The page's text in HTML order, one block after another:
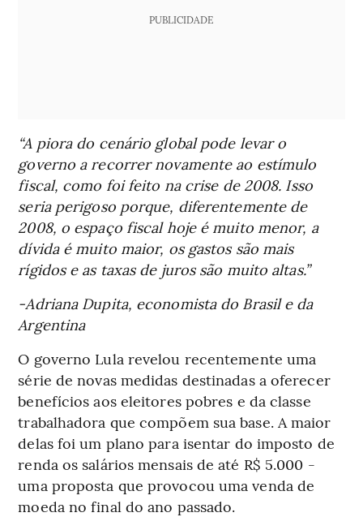
PUBLICIDADE
“A piora do cenário global pode levar o
governo a recorrer novamente ao estímulo
fiscal, como foi feito na crise de 2008. Isso
seria perigoso porque, diferentemente de
2008, o espaço fiscal hoje é muito menor, a
dívida é muito maior, os gastos são mais
rígidos e as taxas de juros são muito altas.”
-Adriana Dupita, economista do Brasil e da
Argentina
O governo Lula revelou recentemente uma
série de novas medidas destinadas a oferecer
benefícios aos eleitores pobres e da classe
trabalhadora que compõem sua base. A maior
delas foi um plano para isentar do imposto de
renda os salários mensais de até R$ 5.000 -
uma proposta que provocou uma venda de
moeda no final do ano passado.